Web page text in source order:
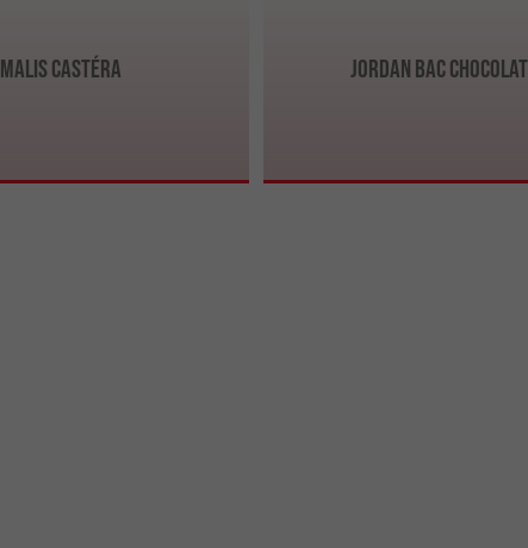
MALIS CASTÉRA Jordan Bac